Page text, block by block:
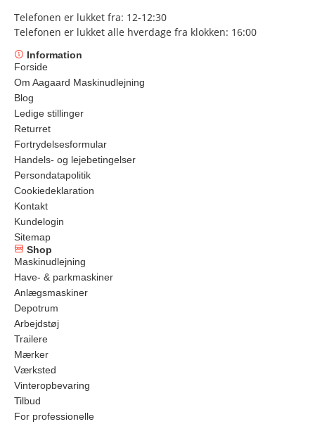
Telefonen er lukket fra: 12-12:30
Telefonen er lukket alle hverdage fra klokken: 16:00
Information
Forside
Om Aagaard Maskinudlejning
Blog
Ledige stillinger
Returret
Fortrydelsesformular
Handels- og lejebetingelser
Persondatapolitik
Cookiedeklaration
Kontakt
Kundelogin
Sitemap
Shop
Maskinudlejning
Have- & parkmaskiner
Anlægsmaskiner
Depotrum
Arbejdstøj
Trailere
Mærker
Værksted
Vinteropbevaring
Tilbud
For professionelle